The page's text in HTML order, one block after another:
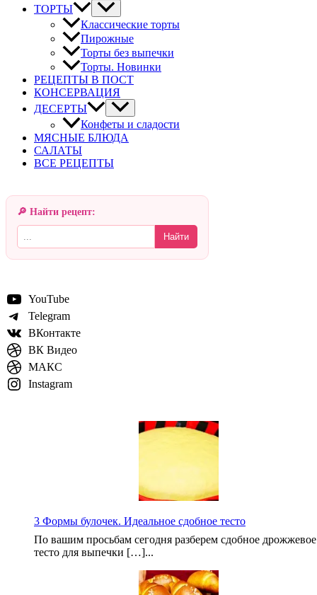
ТОРТЫ
Классические торты
Пирожные
Торты без выпечки
Торты. Новинки
РЕЦЕПТЫ В ПОСТ
КОНСЕРВАЦИЯ
ДЕСЕРТЫ
Конфеты и сладости
МЯСНЫЕ БЛЮДА
САЛАТЫ
ВСЕ РЕЦЕПТЫ
🔎 Найти рецепт:
Найти
YouTube
Telegram
ВКонтакте
ВК Видео
МАКС
Instagram
3 Формы булочек. Идеальное сдобное тесто
По вашим просьбам сегодня разберем сдобное дрожжевое
тесто для выпечки […]...